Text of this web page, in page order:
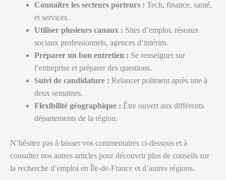
Connaître les secteurs porteurs : Tech, finance, santé,
et services.
Utiliser plusieurs canaux : Sites d’emploi, réseaux
sociaux professionnels, agences d’intérim.
Préparer un bon entretien : Se renseigner sur
l’entreprise et préparer des questions.
Suivi de candidature : Relancer poliment après une à
deux semaines.
Flexibilité géographique : Être ouvert aux différents
départements de la région.
N’hésitez pas à laisser vos commentaires ci-dessous et à
consulter nos autres articles pour découvrir plus de conseils sur
la recherche d’emploi en Île-de-France et d’autres régions.